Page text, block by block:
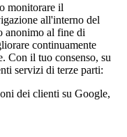
monitorare il
all'interno del
anonimo al fine di
continuamente
Con il tuo consenso, su
servizi di terze parti:
dei clienti su Google,